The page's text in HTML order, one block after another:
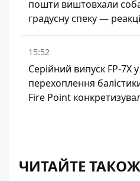
пошти виштовхали
градусну спеку —
15:52
Серійний випуск FP-7X
перехоплення
Fire Point
ЧИТАЙТЕ